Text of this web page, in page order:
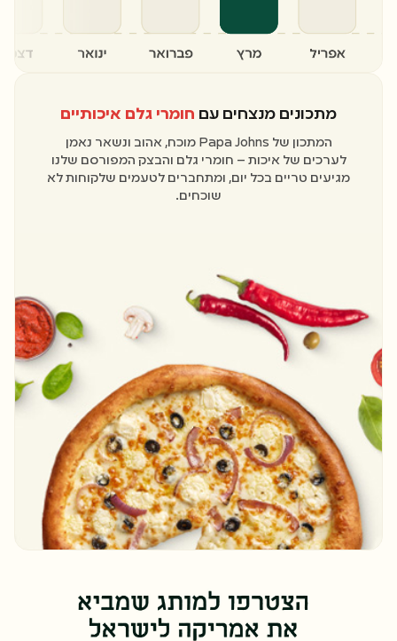
מתכונים מנצחים עם חומרי גלם איכותיים
המתכון של Papa Johns מוכח, אהוב ונשאר נאמן
לערכים של איכות – חומרי גלם והבצק המפורסם שלנו
מגיעים טריים בכל יום, ומתחברים לטעמים שלקוחות לא
שוכחים.